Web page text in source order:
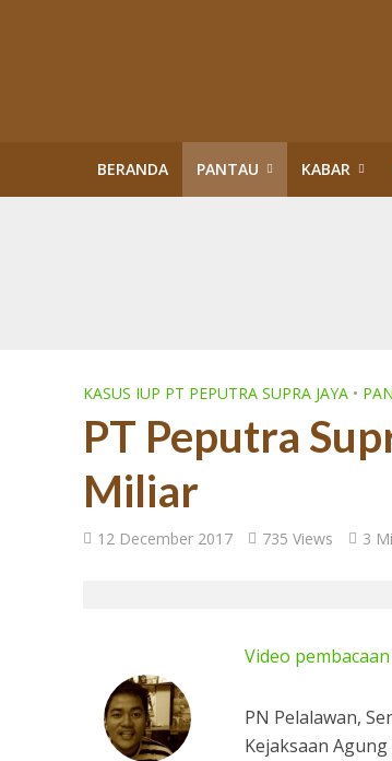
BERANDA PANTAU KABAR
KASUS IUP PT PEPUTRA SUPRA JAYA •
PT Peputra
Miliar
12 December 2017 735 Views 3
Video
PN Pelalawan,
Kejaksaan